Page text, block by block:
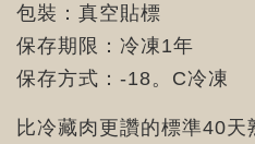
包裝：真空貼標
保存期限：冷凍1年
保存方式：-18。C冷凍
比冷藏肉更讚的標準40